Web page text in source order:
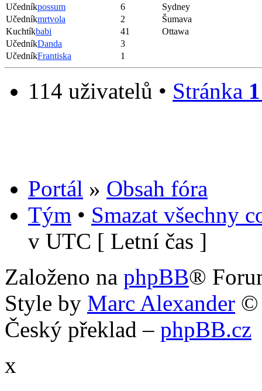
Učedníkpossum 6
Sydney
Učedníkmrtvola 2
Šumava
Kuchtíkbabi 41
Ottawa
UčedníkDanda
3
UčedníkFrantiska 1
114 uživatelů • Stránka 1
Portál » Obsah fóra
Tým • Smazat všechny
v UTC [ Letní čas ]
Založeno na phpBB®
Style by Marc Alexander ©
Český překlad – phpBB.cz
x